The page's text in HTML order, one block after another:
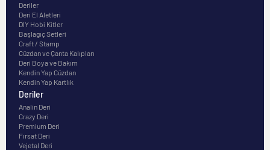
Deriler
Deri El Aletleri
DIY Hobi Kitler
Başlagıç Setleri
Craft / Stamp
Cüzdan ve Çanta Kalıpları
Deri Boya ve Bakım
Kendin Yap Cüzdan
Kendin Yap Kartlık
Deriler
Analin Deri
Crazy Deri
Premium Deri
Fırsat Deri
Vejetal Deri